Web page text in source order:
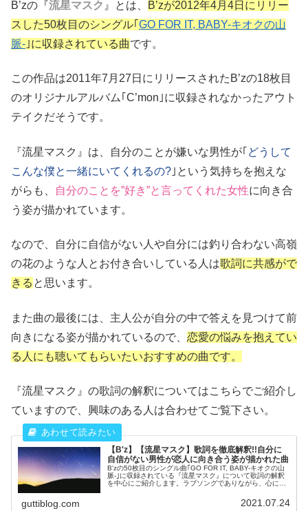
B’zの『流星マスク 』とは、
B’zが2012年4月4日にリリー
スした50枚目のシングル｢ GO FOR IT, BABY-キオクの山
脈- ｣に収録されている曲です。
この作品は2011年7月27日にリリースされたB’zの18枚目
のオリジナルアルバム｢C’mon｣に収録されなかったアウト
テイクだそうです。
『流星マスク』は、自分のことが嫌いな男性が｢ どうして
こんな僕と一緒にいてくれるの? ｣という気持ちを抱えな
がらも、
自分のことを”好き”と言ってくれた女性に向き合
う姿が描かれています。
なので、自分に自信がない人や自分には釣り合わない高嶺
の花のような人とお付き合いしている人は歌詞に共感がで
きる と思います。
また曲の最後には、主人公が自分の中で答えを見つけて前
向きになる姿が描かれているので、 恋愛の悩みを抱えてい
る人にも聴いてもらいたいおすすめの曲です。
『流星マスク』の歌詞の解釈についてはこちらでご紹介し
ていますので、興味のある人は合わせてご覧下さい。
【B'z】【流星マスク】歌詞を徹底解釈!!自分に
自信がない男性が恋人に向き合う姿が描かれた曲
B'zの50枚目のシングル曲｢GO FOR IT, BABY-キオクの山
脈-｣に収録されている『流星マスク』について歌詞の解釈
を中心にご紹介します。ラブソングでありながら、心に響
guttiblog.com 2021.07.24